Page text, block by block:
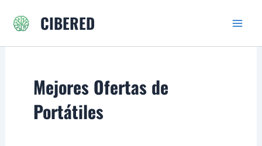
CIBERED
Mejores Ofertas de
Portátiles